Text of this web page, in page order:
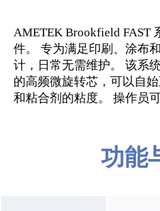
AMETEK Brookfield FAST
件。 专为满足印刷、涂布
计，日常无需维护。 该系
的高频微旋转芯，可以自
和粘合剂的粘度。 操作员
功能